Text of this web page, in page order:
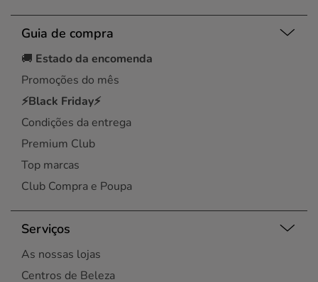
Guia de compra
🚚 Estado da encomenda
Promoções do mês
⚡Black Friday⚡
Condições da entrega
Premium Club
Top marcas
Club Compra e Poupa
Serviços
As nossas lojas
Centros de Beleza